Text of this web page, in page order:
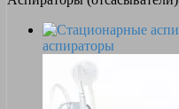
аспираторы